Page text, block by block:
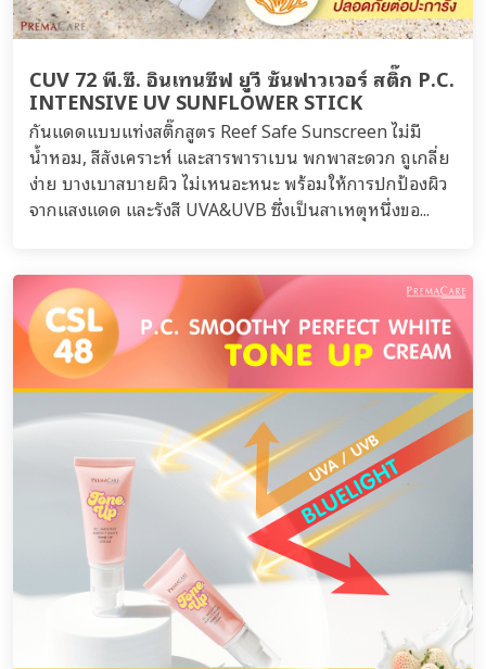
CUV 72 พี.ซี. อินเทนซีฟ ยูวี ซันฟาวเวอร์ สติ๊ก P.C.
INTENSIVE UV SUNFLOWER STICK
กันแดดแบบแท่งสติ๊กสูตร Reef Safe Sunscreen ไม่มี
น้ำหอม, สีสังเคราะห์ และสารพาราเบน พกพาสะดวก ถูเกลี่ย
ง่าย บางเบาสบายผิว ไม่เหนอะหนะ พร้อมให้การปกป้องผิว
จากแสงแดด และรังสี UVA&UVB ซึ่งเป็นสาเหตุหนึ่งขอ...